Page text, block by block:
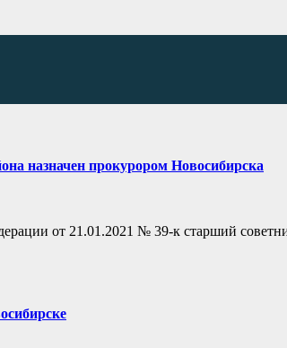
назначен прокурором Новосибирска
от 21.01.2021 № 39-к старший